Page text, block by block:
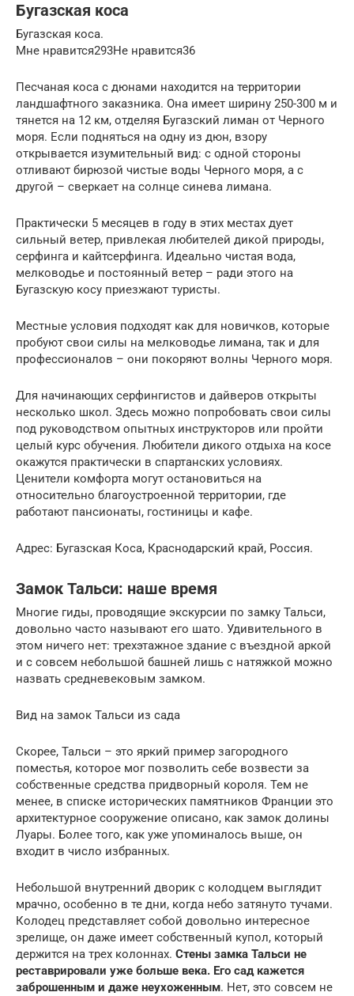
Бугазская коса
Бугазская коса.
Мне нравится293Не нравится36
Песчаная коса с дюнами находится на территории
ландшафтного заказника. Она имеет ширину 250-300 м и
тянется на 12 км, отделяя Бугазский лиман от Черного
моря. Если подняться на одну из дюн, взору
открывается изумительный вид: с одной стороны
отливают бирюзой чистые воды Черного моря, а с
другой – сверкает на солнце синева лимана.
Практически 5 месяцев в году в этих местах дует
сильный ветер, привлекая любителей дикой природы,
серфинга и кайтсерфинга. Идеально чистая вода,
мелководье и постоянный ветер – ради этого на
Бугазскую косу приезжают туристы.
Местные условия подходят как для новичков, которые
пробуют свои силы на мелководье лимана, так и для
профессионалов – они покоряют волны Черного моря.
Для начинающих серфингистов и дайверов открыты
несколько школ. Здесь можно попробовать свои силы
под руководством опытных инструкторов или пройти
целый курс обучения. Любители дикого отдыха на косе
окажутся практически в спартанских условиях.
Ценители комфорта могут остановиться на
относительно благоустроенной территории, где
работают пансионаты, гостиницы и кафе.
Адрес: Бугазская Коса, Краснодарский край, Россия.
Замок Тальси: наше время
Многие гиды, проводящие экскурсии по замку Тальси,
довольно часто называют его шато. Удивительного в
этом ничего нет: трехэтажное здание с въездной аркой
и с совсем небольшой башней лишь с натяжкой можно
назвать средневековым замком.
Вид на замок Тальси из сада
Скорее, Тальси – это яркий пример загородного
поместья, которое мог позволить себе возвести за
собственные средства придворный короля. Тем не
менее, в списке исторических памятников Франции это
архитектурное сооружение описано, как замок долины
Луары. Более того, как уже упоминалось выше, он
входит в число избранных.
Небольшой внутренний дворик с колодцем выглядит
мрачно, особенно в те дни, когда небо затянуто тучами.
Колодец представляет собой довольно интересное
зрелище, он даже имеет собственный купол, который
держится на трех колоннах. Стены замка Тальси не
реставрировали уже больше века. Его сад кажется
заброшенным и даже неухоженным. Нет, это совсем не